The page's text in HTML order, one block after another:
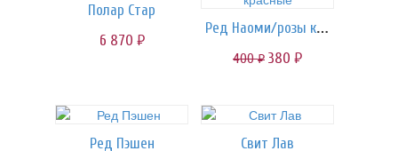
Полар Стар
6 870 руб.
Ред Наоми/розы красные
400руб. 380 руб.
Ред Пэшен Свит Лав